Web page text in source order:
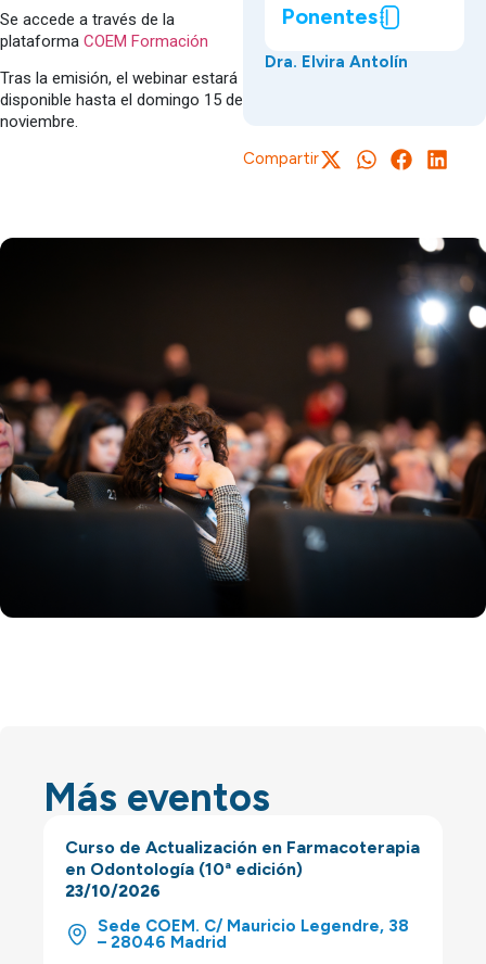
Se accede a través de la
plataforma COEM Formación
Tras la emisión, el webinar estará
disponible hasta el domingo 15 de
noviembre.
Ponentes
Dra. Elvira Antolín
Compartir
Más eventos
Curso de Actualización en Farmacoterapia
en Odontología (10ª edición)
23/10/2026
Sede COEM. C/ Mauricio Legendre, 38
– 28046 Madrid